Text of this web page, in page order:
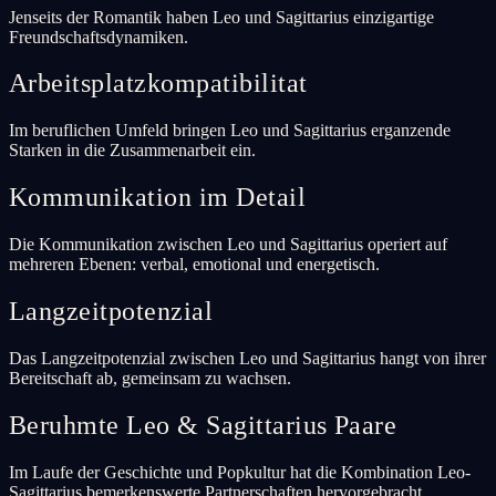
Jenseits der Romantik haben Leo und Sagittarius einzigartige
Freundschaftsdynamiken.
Arbeitsplatzkompatibilitat
Im beruflichen Umfeld bringen Leo und Sagittarius erganzende
Starken in die Zusammenarbeit ein.
Kommunikation im Detail
Die Kommunikation zwischen Leo und Sagittarius operiert auf
mehreren Ebenen: verbal, emotional und energetisch.
Langzeitpotenzial
Das Langzeitpotenzial zwischen Leo und Sagittarius hangt von ihrer
Bereitschaft ab, gemeinsam zu wachsen.
Beruhmte Leo & Sagittarius Paare
Im Laufe der Geschichte und Popkultur hat die Kombination Leo-
Sagittarius bemerkenswerte Partnerschaften hervorgebracht.